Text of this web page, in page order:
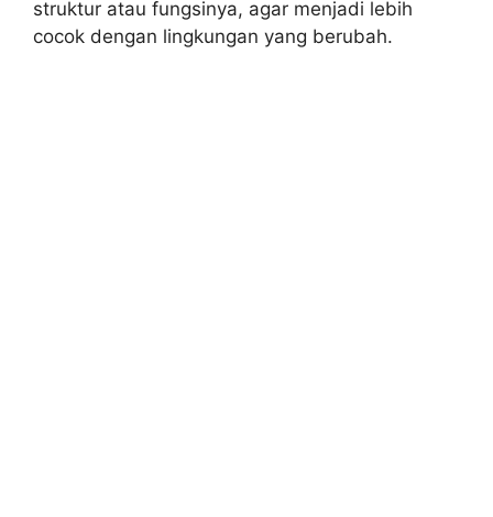
struktur atau fungsinya, agar menjadi lebih
cocok dengan lingkungan yang berubah.